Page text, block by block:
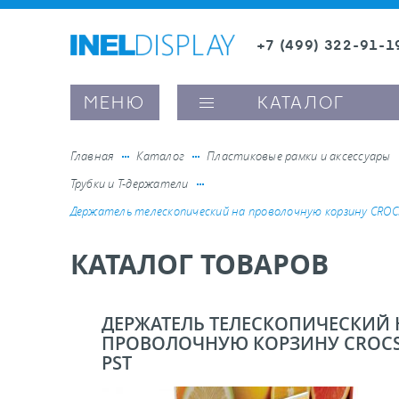
+7 (499) 322-91-
Заказать звонок
МЕНЮ КАТАЛОГ
ценникодержатели
полочного пространства
вывесок и шелфтокеры
оборудование, комплектующие
Главная Каталог
Пластиковые рамки и аксессуары
Трубки и Т-держатели
Держатель телескопический на проволочную корзину
КАТАЛОГ ТОВАРОВ
ДЕРЖАТЕЛЬ ТЕЛЕСКОПИЧЕСКИЙ
ПРОВОЛОЧНУЮ КОРЗИНУ
PST